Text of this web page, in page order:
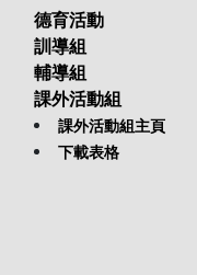
德育活動
訓導組
輔導組
課外活動組
課外活動組主頁
下載表格